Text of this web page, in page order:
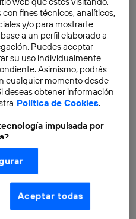
una forma adecuada,
en comparación con las
Pero ¿es realmente
de cada una
online o el
fines técnicos, analíticos,
y/o para mostrarte
a un perfil elaborado a
Puedes aceptar
su uso individualmente
Asimismo, podrás
cualquier momento desde
deseas obtener información
Política de Cookies.
impulsada por
la tecnología Utiq para
marketing digital o análisis
de consentimiento)
nuestra(s) web(s)
una conexión a
por una de las
y otorgas tu
Aceptar todas